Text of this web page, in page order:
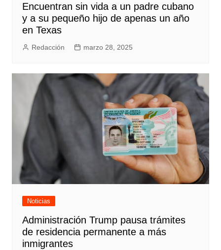
Encuentran sin vida a un padre cubano
y a su pequeño hijo de apenas un año
en Texas
Redacción marzo 28, 2025
Noticias
Administración Trump pausa trámites
de residencia permanente a más
inmigrantes